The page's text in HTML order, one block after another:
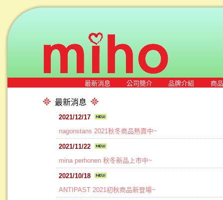
最新消息 公司簡介 品牌介紹 商
最新消息
2021/12/17
nagonstans 2021秋冬商品熱賣中~
2021/11/22
mina perhonen 秋冬新品上市中~
2021/10/18
ANTIPAST 2021初秋商品新登場~